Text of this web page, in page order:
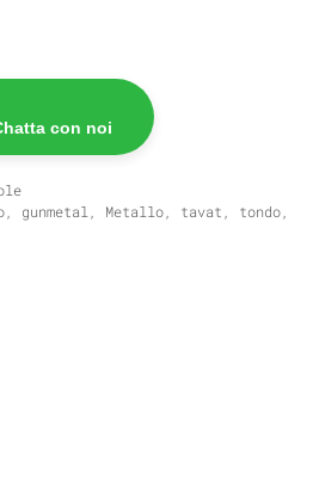
con noi
gunmetal Metallo tavat tondo